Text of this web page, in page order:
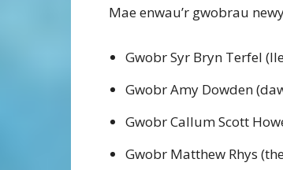
Mae enwau’r gwobrau
Gwobr Syr Bryn Terfel
Gwobr Amy Dowden
Gwobr Callum Scott
Gwobr Matthew Rhys